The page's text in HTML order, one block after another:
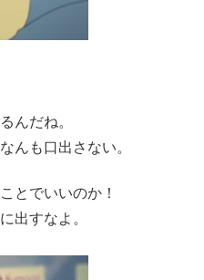
んだね。
んも口出さない。
とでいいのか！
出すなよ。